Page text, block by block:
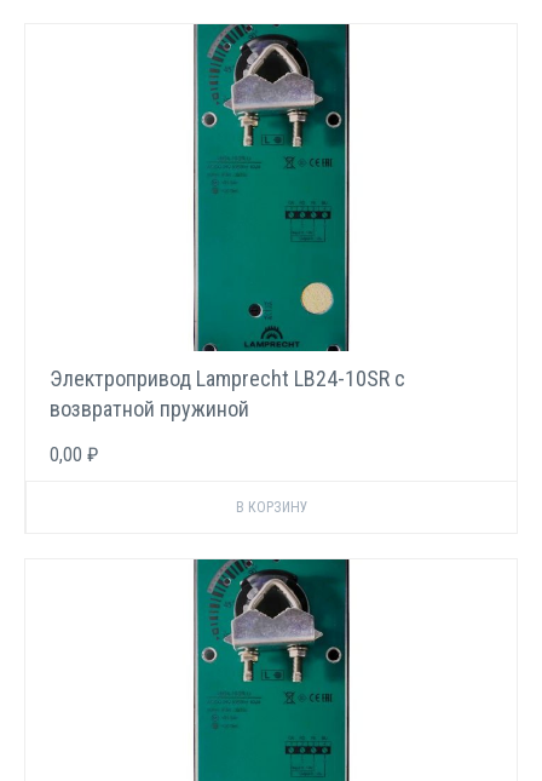
Электропривод Lamprecht LB24-10SR с
возвратной пружиной
0,00 ₽